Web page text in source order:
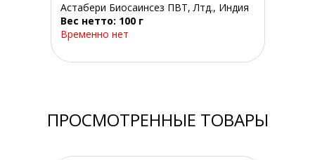
Астабери Биосаинсез ПВТ, Лтд., Индия
Вес нетто: 100 г
Временно нет
ПРОСМОТРЕННЫЕ ТОВАРЫ